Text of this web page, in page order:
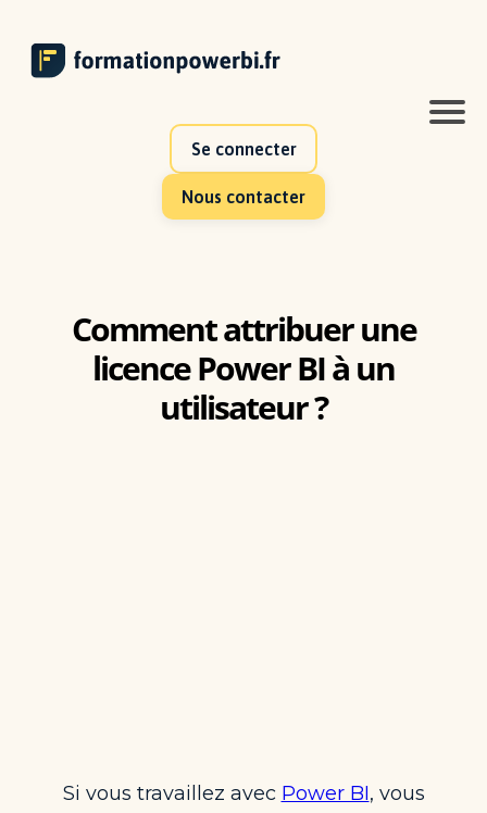
Se connecter
Nous contacter
Comment attribuer une
licence Power BI à un
utilisateur ?
Si vous travaillez avec Power BI, vous